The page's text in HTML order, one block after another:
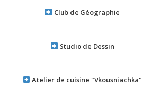
Club de Géographie
Studio de Dessin
Atelier de cuisine "Vkousniachka"